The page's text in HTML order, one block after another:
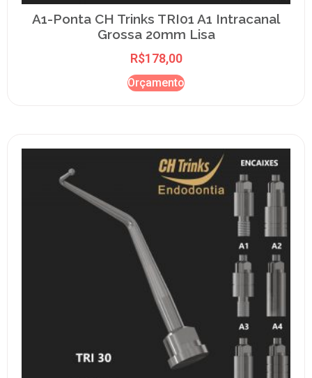
A1-Ponta CH Trinks TRI01 A1 Intracanal
Grossa 20mm Lisa
R$178,00
Orçamento